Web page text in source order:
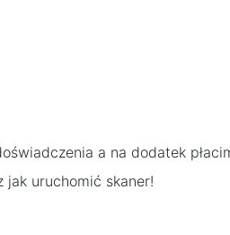
a na dodatek
uruchomić skaner!